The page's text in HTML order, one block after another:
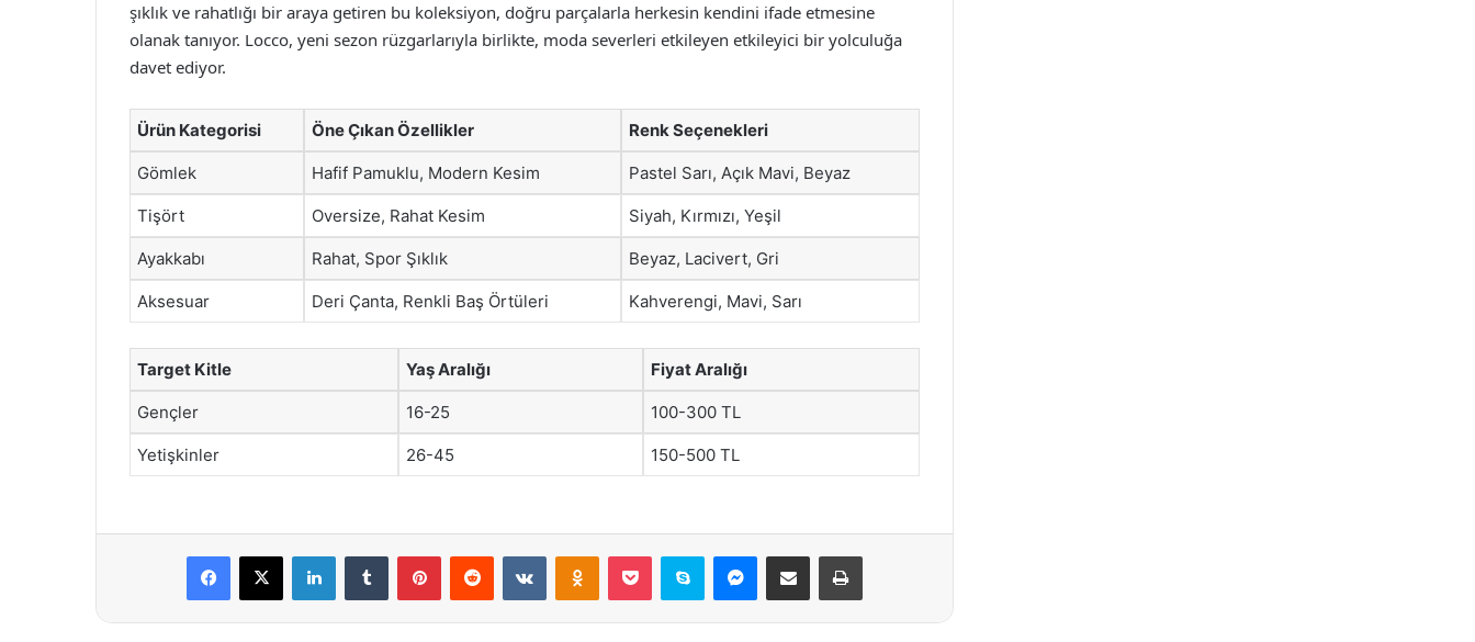
şıklık ve rahatlığı bir araya getiren bu koleksiyon, doğru parçalarla herkesin kendini ifade etmesine
olanak tanıyor. Locco, yeni sezon rüzgarlarıyla birlikte, moda severleri etkileyen etkileyici bir yolculuğa
davet ediyor.
Ürün Kategorisi Öne Çıkan Özellikler Renk Seçenekleri
Gömlek Hafif Pamuklu, Modern Kesim Pastel Sarı, Açık Mavi, Beyaz
Tişört Oversize, Rahat Kesim Siyah, Kırmızı, Yeşil
Ayakkabı Rahat, Spor Şıklık Beyaz, Lacivert, Gri
Aksesuar Deri Çanta, Renkli Baş Örtüleri Kahverengi, Mavi, Sarı
Target Kitle Yaş Aralığı Fiyat Aralığı
Gençler 16-25 100-300 TL
Yetişkinler 26-45 150-500 TL
Facebook
X LinkedInTumblr PinterestReddit VKontakteOdnoklassniki
Pocket Skype Messenger
E-Posta ile paylaş Yazdır